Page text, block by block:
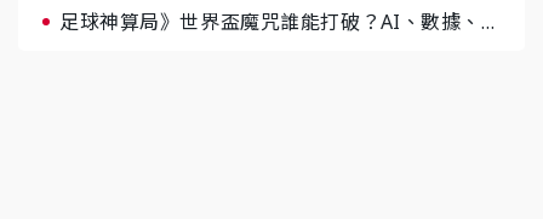
足球神算局》世界盃魔咒誰能打破？AI、數據、塔